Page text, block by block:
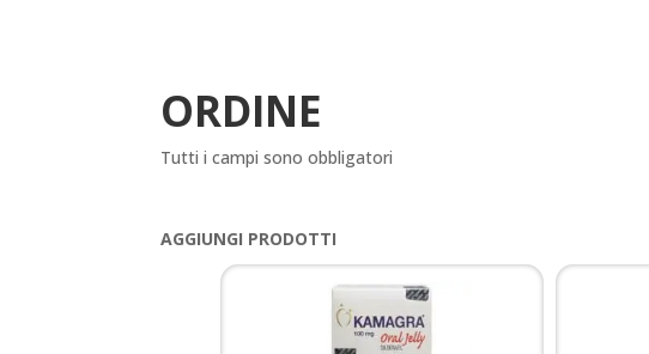
ORDINE
Tutti i campi sono obbligatori
AGGIUNGI PRODOTTI